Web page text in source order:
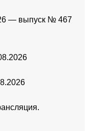
— выпуск № 467